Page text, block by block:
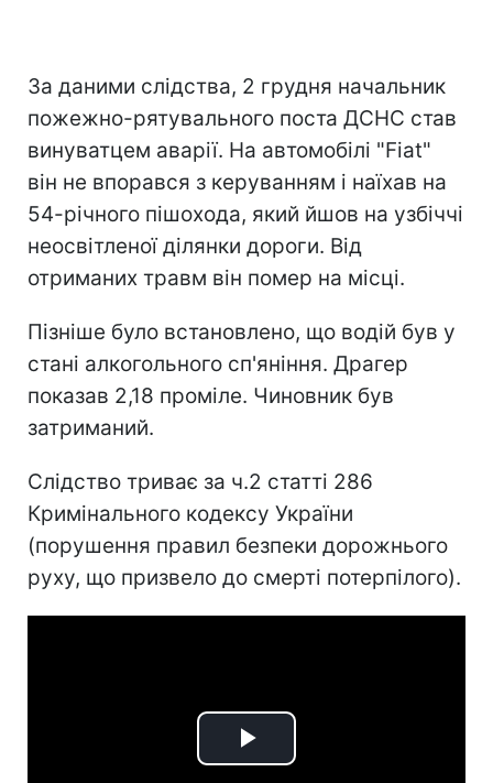
За даними слідства, 2 грудня начальник
пожежно-рятувального поста ДСНС став
винуватцем аварії. На автомобілі "Fiat"
він не впорався з керуванням і наїхав на
54-річного пішохода, який йшов на узбіччі
неосвітленої ділянки дороги. Від
отриманих травм він помер на місці.
Пізніше було встановлено, що водій був у
стані алкогольного сп'яніння. Драгер
показав 2,18 проміле. Чиновник був
затриманий.
Слідство триває за ч.2 статті 286
Кримінального кодексу України
(порушення правил безпеки дорожнього
руху, що призвело до смерті потерпілого).
Play